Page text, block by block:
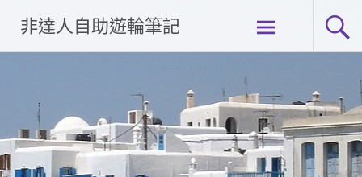
content
非達人自助遊輪筆記